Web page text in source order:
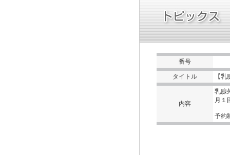
番号
タイトル 【
内容
乳腺
月１
予約